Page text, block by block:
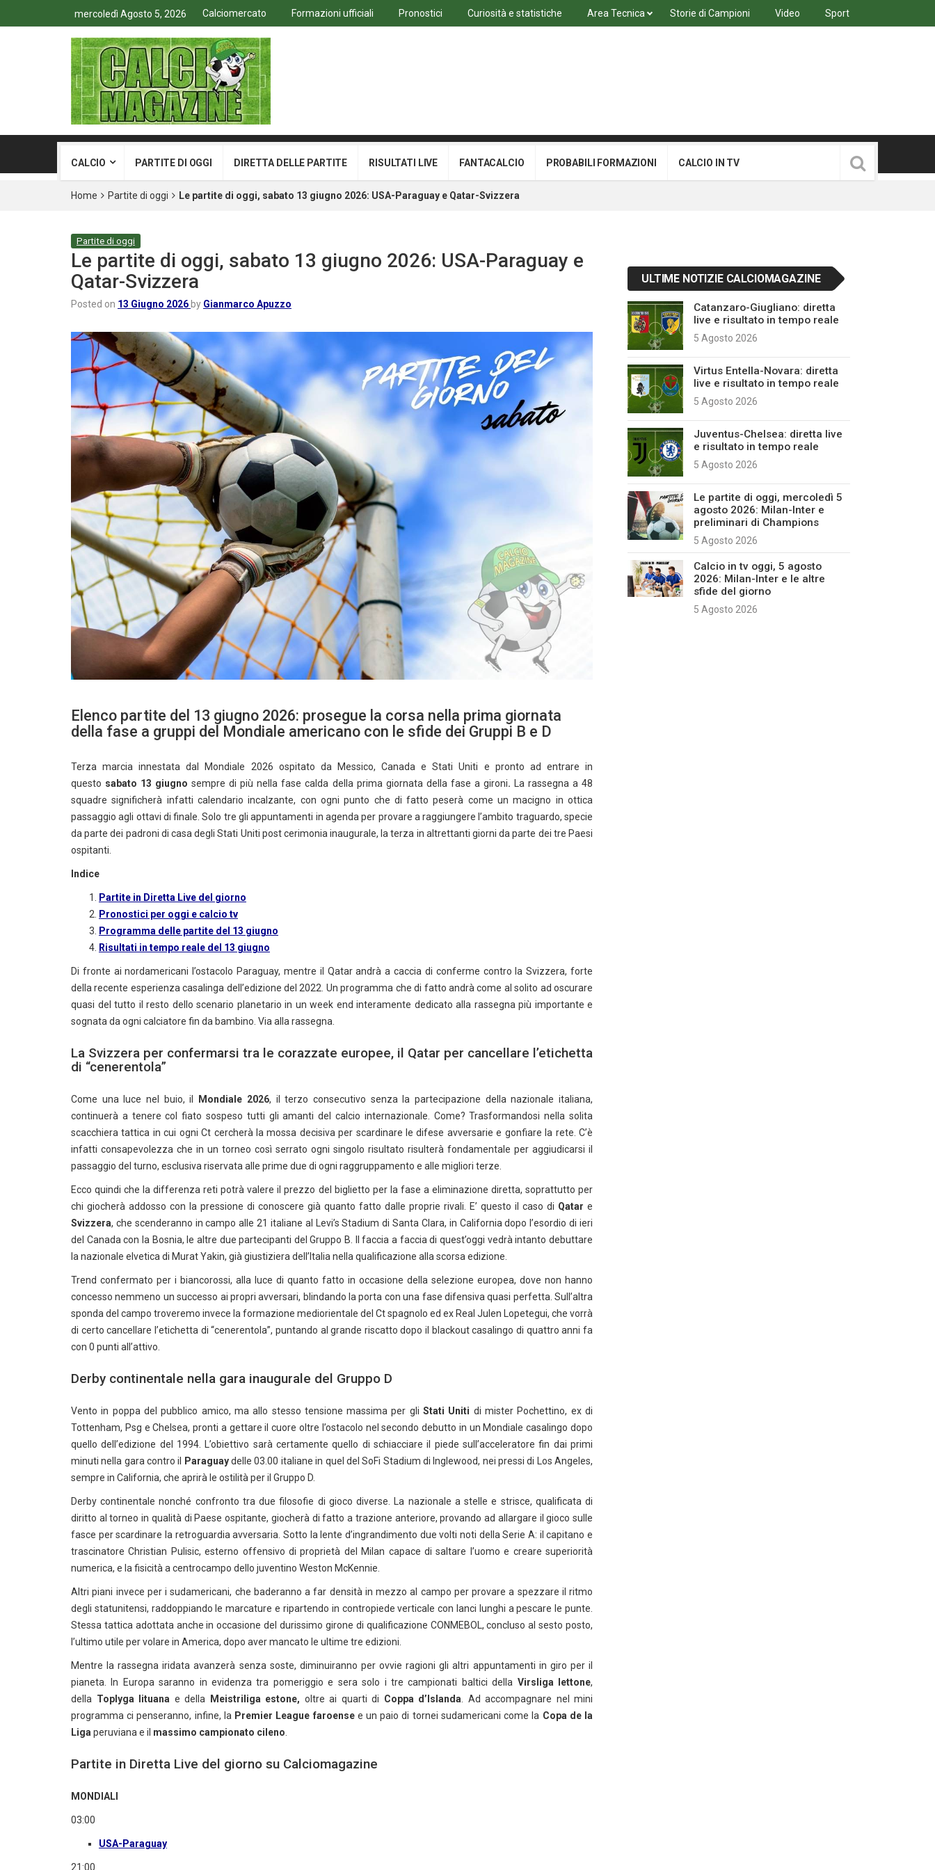
mercoledì Agosto 5, 2026 Calciomercato Formazioni ufficiali Pronostici Curiosità e statistiche Area Tecnica Storie di Campioni Video Sport
CALCIO PARTITE DI OGGI DIRETTA DELLE PARTITE RISULTATI LIVE FANTACALCIO PROBABILI FORMAZIONI CALCIO IN TV
Home Partite di oggi Le partite di oggi, sabato 13 giugno 2026: USA-Paraguay e Qatar-Svizzera
Partite di oggi
Le partite di oggi, sabato 13 giugno 2026: USA-Paraguay e
Qatar-Svizzera
Posted on 13 Giugno 2026 by Gianmarco Apuzzo
Elenco partite del 13 giugno 2026: prosegue la corsa nella prima giornata
della fase a gruppi del Mondiale americano con le sfide dei Gruppi B e D
Terza marcia innestata dal Mondiale 2026 ospitato da Messico, Canada e Stati Uniti e pronto ad entrare in
questo sabato 13 giugno sempre di più nella fase calda della prima giornata della fase a gironi. La rassegna a 48
squadre significherà infatti calendario incalzante, con ogni punto che di fatto peserà come un macigno in ottica
passaggio agli ottavi di finale. Solo tre gli appuntamenti in agenda per provare a raggiungere l’ambito traguardo, specie
da parte dei padroni di casa degli Stati Uniti post cerimonia inaugurale, la terza in altrettanti giorni da parte dei tre Paesi
ospitanti.
Indice
Partite in Diretta Live del giorno
Pronostici per oggi e calcio tv
Programma delle partite del 13 giugno
Risultati in tempo reale del 13 giugno
Di fronte ai nordamericani l’ostacolo Paraguay, mentre il Qatar andrà a caccia di conferme contro la Svizzera, forte
della recente esperienza casalinga dell’edizione del 2022. Un programma che di fatto andrà come al solito ad oscurare
quasi del tutto il resto dello scenario planetario in un week end interamente dedicato alla rassegna più importante e
sognata da ogni calciatore fin da bambino. Via alla rassegna.
La Svizzera per confermarsi tra le corazzate europee, il Qatar per cancellare l’etichetta
di “cenerentola”
Come una luce nel buio, il Mondiale 2026, il terzo consecutivo senza la partecipazione della nazionale italiana,
continuerà a tenere col fiato sospeso tutti gli amanti del calcio internazionale. Come? Trasformandosi nella solita
scacchiera tattica in cui ogni Ct cercherà la mossa decisiva per scardinare le difese avversarie e gonfiare la rete. C’è
infatti consapevolezza che in un torneo così serrato ogni singolo risultato risulterà fondamentale per aggiudicarsi il
passaggio del turno, esclusiva riservata alle prime due di ogni raggruppamento e alle migliori terze.
Ecco quindi che la differenza reti potrà valere il prezzo del biglietto per la fase a eliminazione diretta, soprattutto per
chi giocherà addosso con la pressione di conoscere già quanto fatto dalle proprie rivali. E’ questo il caso di Qatar e
Svizzera, che scenderanno in campo alle 21 italiane al Levi’s Stadium di Santa Clara, in California dopo l’esordio di ieri
del Canada con la Bosnia, le altre due partecipanti del Gruppo B. Il faccia a faccia di quest’oggi vedrà intanto debuttare
la nazionale elvetica di Murat Yakin, già giustiziera dell’Italia nella qualificazione alla scorsa edizione.
Trend confermato per i biancorossi, alla luce di quanto fatto in occasione della selezione europea, dove non hanno
concesso nemmeno un successo ai propri avversari, blindando la porta con una fase difensiva quasi perfetta. Sull’altra
sponda del campo troveremo invece la formazione mediorientale del Ct spagnolo ed ex Real Julen Lopetegui, che vorrà
di certo cancellare l’etichetta di “cenerentola”, puntando al grande riscatto dopo il blackout casalingo di quattro anni fa
con 0 punti all’attivo.
Derby continentale nella gara inaugurale del Gruppo D
Vento in poppa del pubblico amico, ma allo stesso tensione massima per gliStati Uniti di mister Pochettino, ex di
Tottenham, Psg e Chelsea, pronti a gettare il cuore oltre l’ostacolo nel secondo debutto in un Mondiale casalingo dopo
quello dell’edizione del 1994. L’obiettivo sarà certamente quello di schiacciare il piede sull’acceleratore fin dai primi
minuti nella gara contro il
Paraguaydelle 03.00 italiane in quel del SoFi Stadium di Inglewood, nei pressi di Los Angeles,
sempre in California, che aprirà le ostilità per il Gruppo D.
Derby continentale nonché confronto tra due filosofie di gioco diverse. La nazionale a stelle e strisce, qualificata di
diritto al torneo in qualità di Paese ospitante, giocherà di fatto a trazione anteriore, provando ad allargare il gioco sulle
fasce per scardinare la retroguardia avversaria. Sotto la lente d’ingrandimento due volti noti della Serie A: il capitano e
trascinatore Christian Pulisic, esterno offensivo di proprietà del Milan capace di saltare l’uomo e creare superiorità
numerica, e la fisicità a centrocampo dello juventino Weston McKennie.
Altri piani invece per i sudamericani, che baderanno a far densità in mezzo al campo per provare a spezzare il ritmo
degli statunitensi, raddoppiando le marcature e ripartendo in contropiede verticale con lanci lunghi a pescare le punte.
Stessa tattica adottata anche in occasione del durissimo girone di qualificazione CONMEBOL, concluso al sesto posto,
l’ultimo utile per volare in America, dopo aver mancato le ultime tre edizioni.
Mentre la rassegna iridata avanzerà senza soste, diminuiranno per ovvie ragioni gli altri appuntamenti in giro per il
pianeta. In Europa saranno in evidenza tra pomeriggio e sera solo i tre campionati baltici della Virsliga lettone,
della Toplyga lituana e della Meistriliga estone, oltre ai quarti di Coppa d’Islanda . Ad accompagnare nel mini
programma ci penseranno, infine, la Premier League faroensee un paio di tornei sudamericani come la Copa de la
Liga peruviana e il massimo campionato cileno
Partite in Diretta Live del giorno su Calciomagazine
MONDIALI
03:00
USA-Paraguay
21:00
ULTIME NOTIZIE CALCIOMAGAZINE
Catanzaro-Giugliano: diretta
live e risultato in tempo reale
5 Agosto 2026
Virtus Entella-Novara: diretta
live e risultato in tempo reale
5 Agosto 2026
Juventus-Chelsea: diretta live
e risultato in tempo reale
5 Agosto 2026
Le partite di oggi, mercoledì 5
agosto 2026: Milan-Inter e
preliminari di Champions
5 Agosto 2026
Calcio in tv oggi, 5 agosto
2026: Milan-Inter e le altre
sfide del giorno
5 Agosto 2026